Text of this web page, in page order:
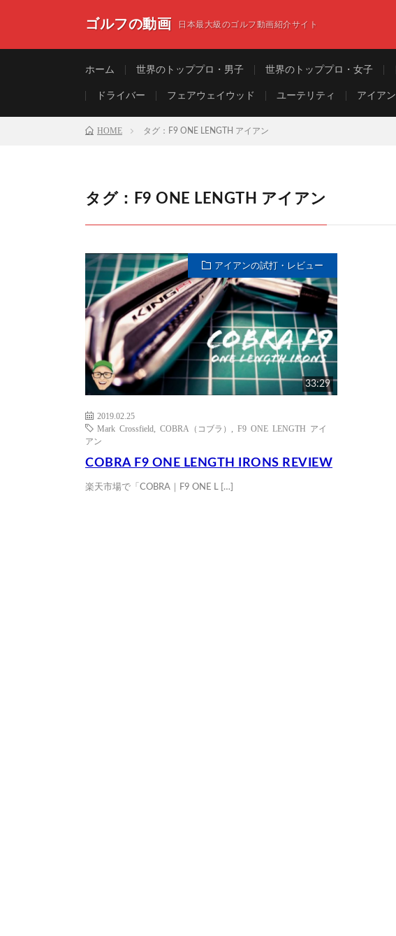
ゴルフの動画 日本最大級のゴルフ動画紹介サイト
ホーム 世界のトッププロ・男子 世界のトッププロ・女子
ドライバー フェアウェイウッド ユーテリティ アイアン
HOME タグ：F9 ONE LENGTH アイアン
タグ：F9 ONE LENGTH アイアン
アイアンの試打・レビュー
33:29
2019.02.25
Mark Crossfield
COBRA（コブラ）
F9 ONE LENGTH アイ
アン
COBRA F9 ONE LENGTH IRONS REVIEW
楽天市場で「COBRA｜F9 ONE L […]